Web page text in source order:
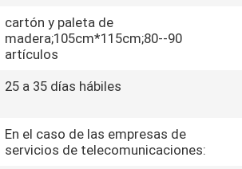
cartón y paleta de
madera;105cm*115cm;80--90
artículos
25 a 35 días hábiles
En el caso de las empresas de
servicios de telecomunicaciones: